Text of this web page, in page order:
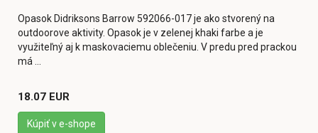
Opasok Didriksons Barrow 592066-017 je ako stvorený na
outdoorove aktivity. Opasok je v zelenej khaki farbe a je
využiteľný aj k maskovaciemu oblečeniu. V predu pred prackou
má ...
18.07 EUR
Kúpiť v e-shope